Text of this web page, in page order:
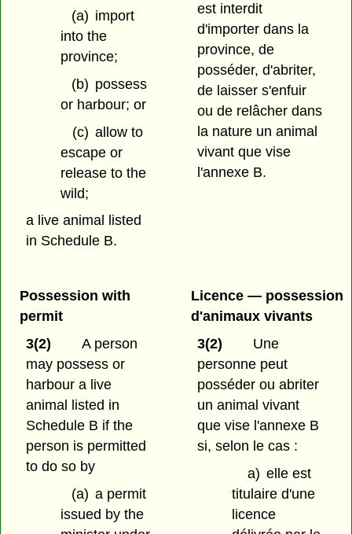
(a) import
into the
province;
(b) possess
or harbour; or
(c) allow to
escape or
release to the
wild;
a live animal listed
in Schedule B.
est interdit
d'importer dans la
province, de
posséder, d'abriter,
de laisser s'enfuir
ou de relâcher dans
la nature un animal
vivant que vise
l'annexe B.
Possession with
permit
3(2)
A person
may possess or
harbour a live
animal listed in
Schedule B if the
person is permitted
to do so by
(a) a permit
issued by the
Licence — possession
d'animaux vivants
3(2)
Une
personne peut
posséder ou abriter
un animal vivant
que vise l'annexe B
si, selon le cas :
a) elle est
titulaire d'une
licence